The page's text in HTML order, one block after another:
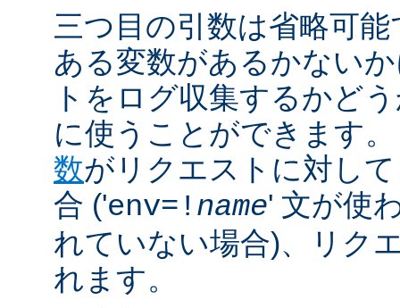
三つ目の引数は省略可
ある変数があるかない
トをログ収集するかど
に使うことができます
数がリクエストに対し
合 ('env=! name' 文が使
れていない場合)、リク
れます。